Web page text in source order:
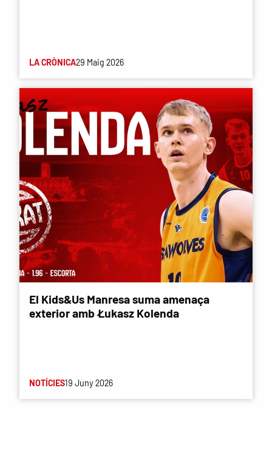
LA CRÒNICA29 Maig 2026
El Kids&Us Manresa suma amenaça
exterior amb Łukasz Kolenda
NOTÍCIES19 Juny 2026